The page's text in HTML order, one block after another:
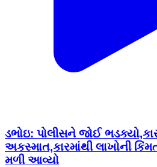
ડભોઇ: પોલીસને જોઈ ભડક્યો,કાર
અકસ્માત,કારમાંથી લાખોની
મળી આવ્યો